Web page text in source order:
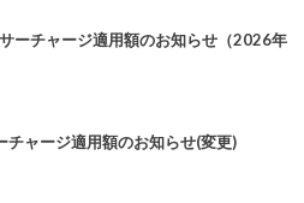
ーチャージ適用額のお知らせ（2026年
ャージ適用額のお知らせ(変更)